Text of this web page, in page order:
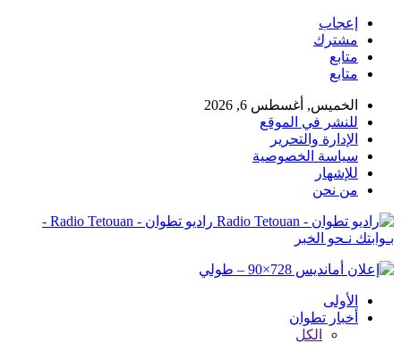
إعجاب
مشترك
متابع
متابع
الخميس, أغسطس 6, 2026
للنشر في الموقع
الإدارة والتحرير
سياسة الخصوصية
للإشهار
من نحن
راديو تطوان - Radio Tetouan -
بـوابتك نـحو الخبر
الأولى
أخبار تطوان
الكل